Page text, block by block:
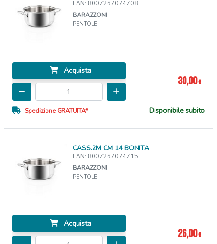
EAN: 8007267074708
BARAZZONI
PENTOLE
Acquista
30,00€
Spedizione GRATUITA* Disponibile subito
CASS.2M CM 14 BONITA
EAN: 8007267074715
BARAZZONI
PENTOLE
Acquista
26,00€